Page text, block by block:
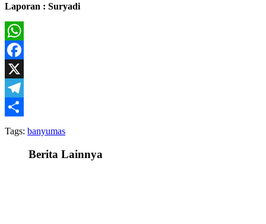
Laporan : Suryadi
WhatsApp
Facebook
X
Telegram
Share
Tags: banyumas
Berita Lainnya